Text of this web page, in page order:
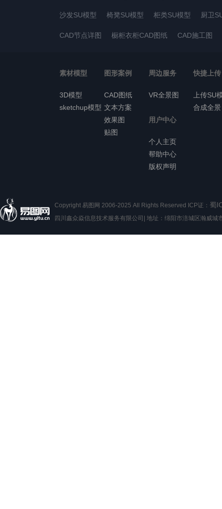
沙发SU模型 椅凳SU模型 柜类SU模型 厨卫
CAD节点详图 橱柜衣柜CAD图纸 CAD施工图
素材模型
3D模型
sketchup模型
图形案例
CAD图纸
文本方案
效果图
贴图
周边服务
VR全景图
快捷上传
上传SU
合成全景
用户中心
个人主页
帮助中心
版权声明
Copyright 易图网 2006-2025 All Rights Reserved ICP证： 蜀
四川鑫众焱信息技术服务有限公司| 地址：绵阳市涪城区瀚威城